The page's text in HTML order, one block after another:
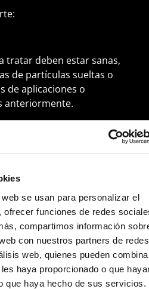
se usan para personalizar el
ofrecer funciones de redes
compartimos información
con nuestros partners de redes
web, quienes pueden
haya proporcionado o que
que haya hecho de sus servicios.
tratar deben estar sanas,
de partículas sueltas o
de aplicaciones o
anteriormente.
preferiblemente con
con agua a presión.
según los casos, el
presión.